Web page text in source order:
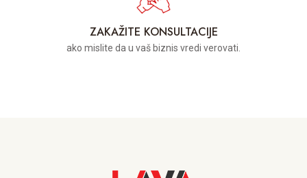
ZAKAŽITE KONSULTACIJE
ako mislite da u vaš biznis vredi verovati.